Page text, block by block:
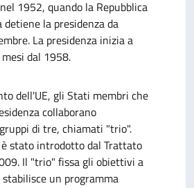
1952, quando la Repubblica
detiene la presidenza da
La presidenza inizia a
dal 1958.
dell'UE, gli Stati membri che
collaborano
di tre, chiamati "trio".
stato introdotto dal Trattato
Il "trio" fissa gli obiettivi a
un programma